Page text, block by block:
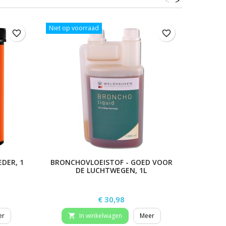
1
favorite_border
Niet op voorraad
BRONCHOVLOEISTOF - GOED VOOR
DE LUCHTWEGEN, 1L
Prijs
€ 30,98
 In winkelwagen Meer
favorite_border